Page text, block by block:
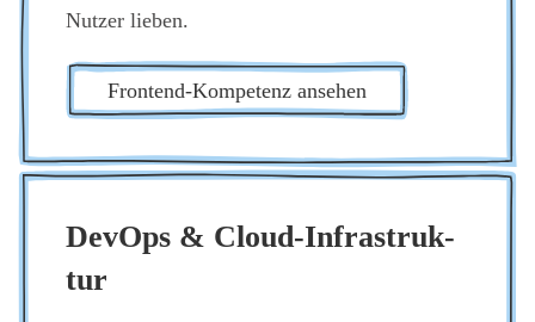
Nut­zer lie­ben.
Front­end-Kom­pe­tenz anse­hen
DevOps & Cloud-Infra­struk­
tur